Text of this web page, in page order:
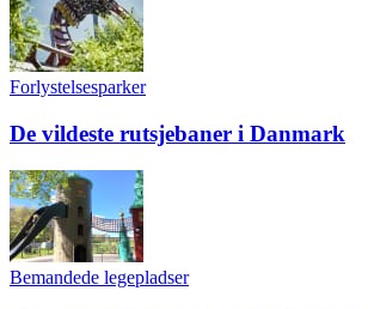
Forlystelsesparker
De vildeste rutsjebaner i Danmark
Bemandede legepladser